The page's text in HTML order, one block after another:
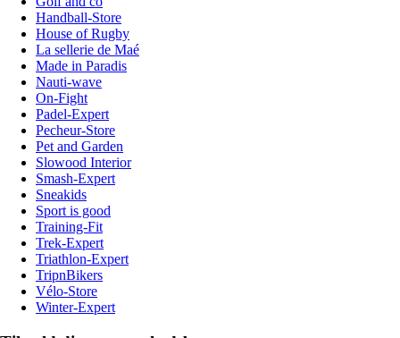
Handball-Store
House of Rugby
La sellerie de Maé
Made in Paradis
Nauti-wave
On-Fight
Padel-Expert
Pecheur-Store
Pet and Garden
Slowood Interior
Smash-Expert
Sneakids
Sport is good
Training-Fit
Trek-Expert
Triathlon-Expert
TripnBikers
Vélo-Store
Winter-Expert